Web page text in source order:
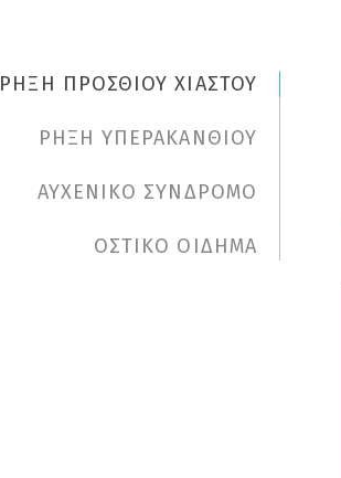
ΡΗΞΗ ΠΡΟΣΘΙΟΥ ΧΙΑΣΤΟΥ
ΡΗΞΗ ΥΠΕΡΑΚΑΝΘΙΟΥ
ΑΥΧΕΝΙΚΟ ΣΥΝΔΡΟΜΟ
ΟΣΤΙΚΟ ΟΙΔΗΜΑ